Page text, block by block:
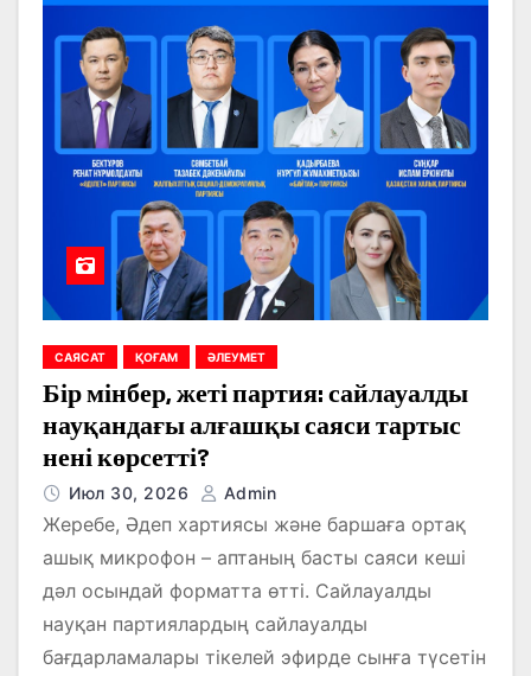
САЯСАТ ҚОҒАМ ӘЛЕУМЕТ
Бір мінбер, жеті партия: сайлауалды
науқандағы алғашқы саяси тартыс
нені көрсетті?
Июл 30, 2026 Admin
Жеребе, Әдеп хартиясы және баршаға ортақ
ашық микрофон – аптаның басты саяси кеші
дәл осындай форматта өтті. Сайлауалды
науқан партиялардың сайлауалды
бағдарламалары тікелей эфирде сынға түсетін